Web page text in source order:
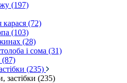
(197)
(72)
(103)
(28)
і сома (31)
(87)
(235)
застібки (235)